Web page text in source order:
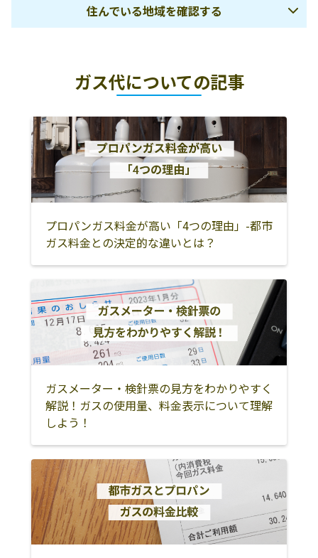
27
道44-1
式会社／石巻営
業所
茜平2-4-21
仙台プロパン株
式会社／仙南営
業所
989-1622 柴田郡
柴田町西船迫2-
5-27
0224-55-5151
遠藤商事株式会
社／仙台支社
989-3122 仙台市
青葉区栗生1ｰ1ｰ4
0223-92-5803
仙台プロパン株
式会社／仙台西
営業所
989-3211 仙台市
青葉区赤坂2丁目
33-1
0223-94-7177
髙清米穀燃料店
仙台市若林区椌
木通67-4
022-256-2014
鈴木米穀店
塩竈市梅の宮1-
17
0223-62-2573
鷲尾商店
石字町東54-1
住んでいる地域を確認する
柴田郡村田町
柴田郡柴田町
柴田郡川崎町
塩竈市
名取市
多賀城市
岩沼市
亘理郡亘理町
亘理郡山元町
宮城郡松島町
宮城郡利府町
黒川郡大和町
黒川郡大郷町
黒川郡大衡村
大崎市
加美郡色麻町
加美郡加美町
遠田郡美里町
栗原市
登米市
石巻市
東松島市
牡鹿郡女川町
本吉郡南三陸町
富谷市
刈田郡七ヶ宿町
宮城郡七ヶ浜町
ガス代についての記事
プロパンガス料金が高い「4つの理由」-都市
ガス料金との決定的な違いとは？
ガスメーター・検針票の見方をわかりやすく
解説！ガスの使用量、料金表示について理解
しよう！